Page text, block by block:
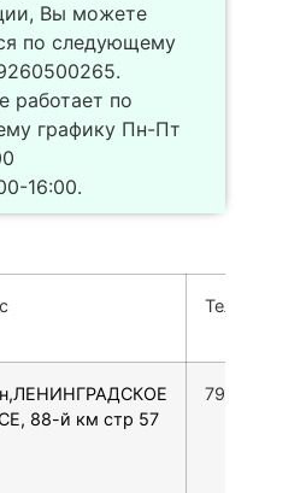
Вы можете
по следующему
работает по
графику Пн-Пт
16:00.
Телефон
88-й км стр 57